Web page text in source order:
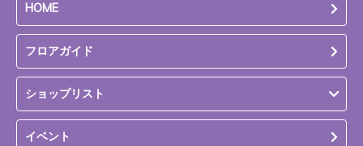
HOME
フロアガイド
ショップリスト
イベント